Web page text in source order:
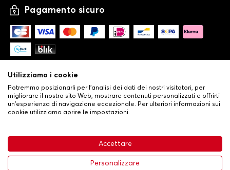
32,53 € Aggiungi al carrello
Pagamento sicuro
Condizioni generali di vendita•
Politica sulla privacy e sui cookie•Livraison
Utilizziamo i cookie
Potremmo posizionarli per l'analisi dei dati dei nostri visitatori, per
migliorare il nostro sito Web, mostrare contenuti personalizzati e offrirti
un'esperienza di navigazione eccezionale. Per ulteriori informazioni sui
cookie utilizziamo aprire le impostazioni.
Accettare
Personalizzare